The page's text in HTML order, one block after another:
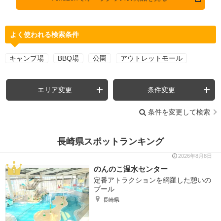
よく使われる検索条件
キャンプ場 BBQ場 公園 アウトレットモール
エリア変更 条件変更
条件を変更して検索
長崎県スポットランキング
2026年8月8日
のんのこ温水センター
定番アトラクションを網羅した憩いの
プール
長崎県